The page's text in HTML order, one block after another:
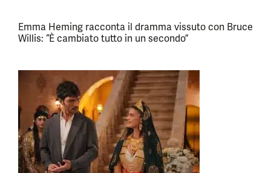
Emma Heming racconta il dramma vissuto con Bruce
Willis: “È cambiato tutto in un secondo”